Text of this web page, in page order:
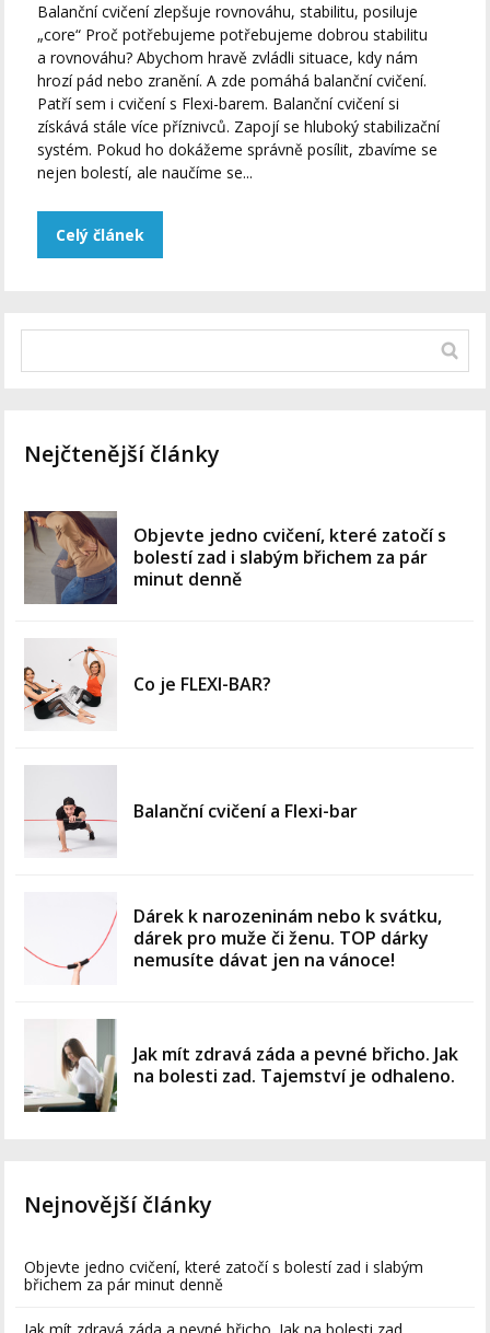
Balanční cvičení zlepšuje rovnováhu, stabilitu, posiluje
„core“ Proč potřebujeme potřebujeme dobrou stabilitu
a rovnováhu? Abychom hravě zvládli situace, kdy nám
hrozí pád nebo zranění. A zde pomáhá balanční cvičení.
Patří sem i cvičení s Flexi-barem. Balanční cvičení si
získává stále více příznivců. Zapojí se hluboký stabilizační
systém. Pokud ho dokážeme správně posílit, zbavíme se
nejen bolestí, ale naučíme se...
Celý článek
Nejčtenější články
Objevte jedno cvičení, které zatočí s
bolestí zad i slabým břichem za pár
minut denně
Co je FLEXI-BAR?
Balanční cvičení a Flexi-bar
Dárek k narozeninám nebo k svátku,
dárek pro muže či ženu. TOP dárky
nemusíte dávat jen na vánoce!
Jak mít zdravá záda a pevné břicho. Jak
na bolesti zad. Tajemství je odhaleno.
Nejnovější články
Objevte jedno cvičení, které zatočí s bolestí zad i slabým
břichem za pár minut denně